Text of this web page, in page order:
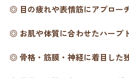
◎ 目の疲れや表情筋にアプロー
◎ お肌や体質に合わせたハーブ
◎ 骨格・筋膜・神経に着目した